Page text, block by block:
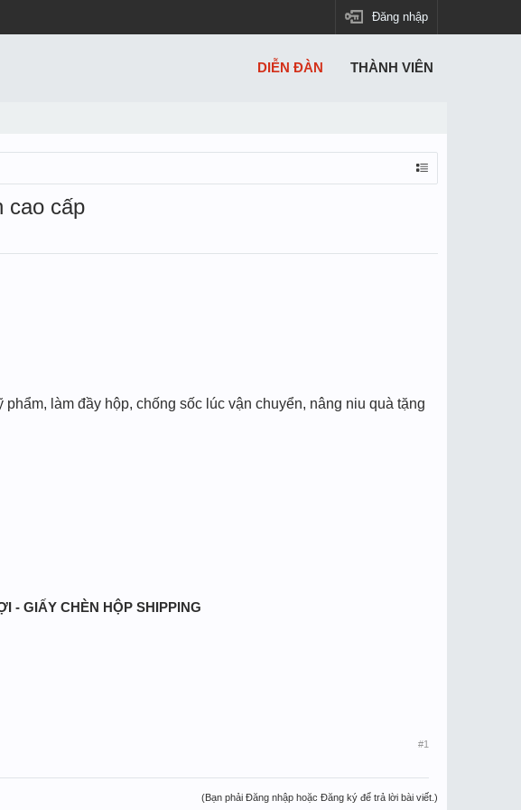
Đăng nhập
cao cấp
làm đầy hộp, chống sốc lúc vận chuyển, nâng niu quà tặng
- GIẤY CHÈN HỘP SHIPPING
#1
(Bạn phải Đăng nhập hoặc Đăng ký để trả lời bài viết.)
DIỄN ĐÀN THÀNH VIÊN